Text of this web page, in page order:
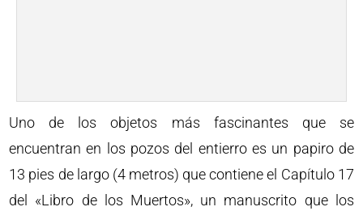
Uno de los objetos más fascinantes que se
encuentran en los pozos del entierro es un papiro de
13 pies de largo (4 metros) que contiene el Capítulo 17
del «Libro de los Muertos», un manuscrito que los